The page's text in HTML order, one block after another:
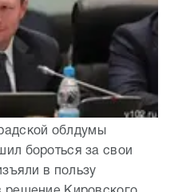
облдумы
бороться за свои
в пользу